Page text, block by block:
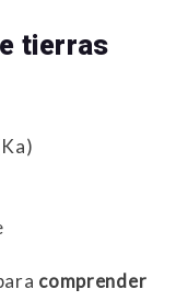
tierras
comprender